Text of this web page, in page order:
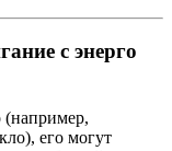
с энерго
(например,
его могут